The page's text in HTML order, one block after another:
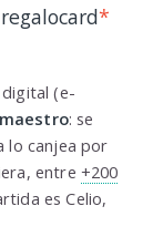
regalocard*
(e-
: se
lo canjea por
entre +200
es Celio,